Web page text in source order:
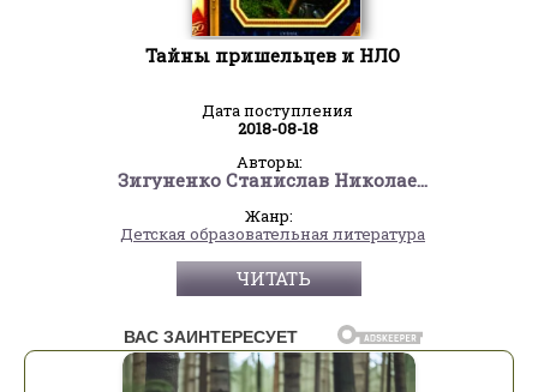
Тайны пришельцев и НЛО
Дата поступления
2018-08-18
Авторы:
Зигуненко Станислав Николаевич
Жанр:
Детская образовательная литература
ЧИТАТЬ